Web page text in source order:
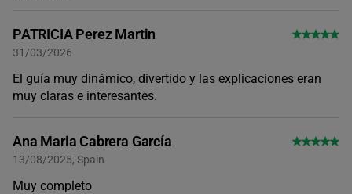
PATRICIA Perez Martin
31/03/2026
El guía muy dinámico, divertido y las explicaciones eran
muy claras e interesantes.
Ana Maria Cabrera García
13/08/2025, Spain
Muy completo